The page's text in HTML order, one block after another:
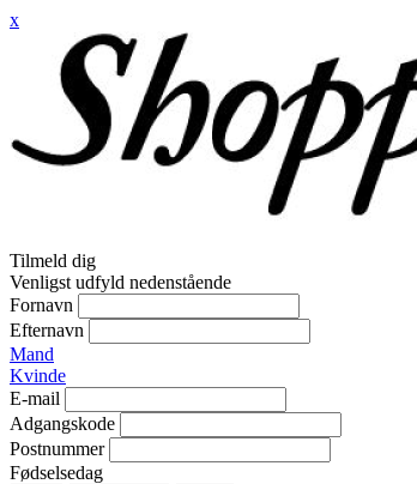
x
Tilmeld dig
Venligst udfyld nedenstående
Fornavn
Efternavn
Mand
Kvinde
E-mail
Adgangskode
Postnummer
Fødselsedag